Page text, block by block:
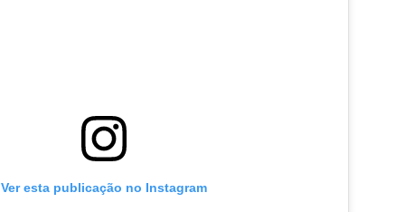
Ver esta publicação no Instagram